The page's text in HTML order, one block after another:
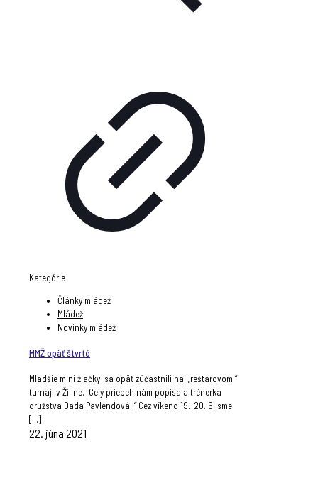
Kategórie
Články mládež
Mládež
Novinky mládež
MMŽ opäť štvrté
Mladšie mini žiačky sa opäť zúčastnili na „reštarovom “
turnaji v Žiline. Celý priebeh nám popísala trénerka
družstva Dada Pavlendová: “ Cez víkend 19.-20. 6. sme
[…]
22. júna 2021